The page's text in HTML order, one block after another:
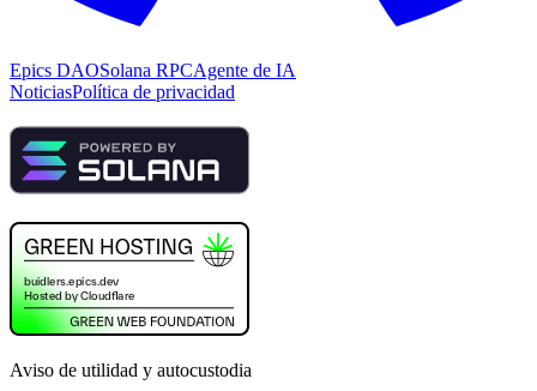
Epics DAOSolana RPCAgente de IA
NoticiasPolítica de privacidad
Aviso de utilidad y autocustodia